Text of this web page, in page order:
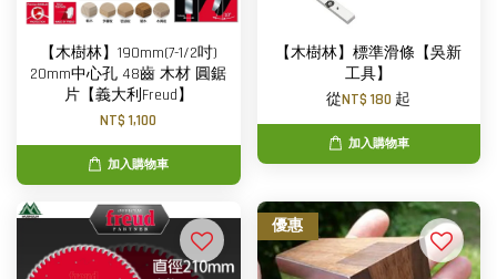
【木樹林】190mm(7-1/2吋)
20mm中心孔 48齒 木材 圓鋸
片【義大利Freud】
NT$ 1,100
加入購物車
【木樹林】標準滑條【吳新
工具】
從NT$ 180 起
加入購物車
優惠